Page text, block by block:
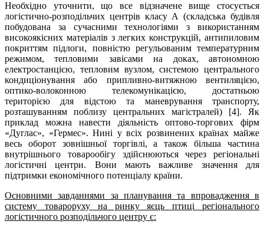
Необхідно уточнити, що все відзначене вище стосується
логістично-розподільчих центрів класу А (складська будівля
побудована за сучасними технологіями з використанням
високоякісних матеріалів з легких конструкцій, антипиловим
покриттям підлоги, повністю регульованим температурним
режимом, тепловими завісами на доках, автономною
електростанцією, тепловим вузлом, системою центрального
кондиціонування або припливно-витяжною вентиляцією,
оптико-волоконною телекомунікацією, достатньою
територією для відстою та маневрування транспорту,
розташуванням поблизу центральних магістралей) [4]. Як
приклад можна навести діяльність оптово-торгових фірм
«Дуглас», «Гермес». Нині у всіх розвинених країнах майже
весь оборот зовнішньої торгівлі, а також більша частина
внутрішнього товарообігу здійснюються через регіональні
логістичні центри. Вони мають важливе значення для
підтримки економічного потенціалу країни.
Основними завданнями за планування та впровадження в
систему товароруху на ринку яєць птиці регіонального
логістичного розподільчого центру є: